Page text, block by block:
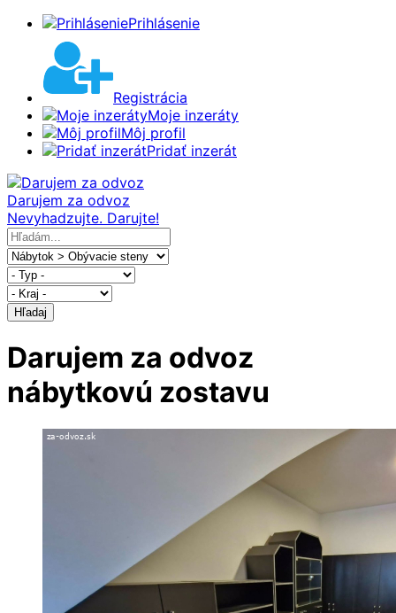
Prihlásenie
Registrácia
Moje inzeráty
Môj profil
Pridať inzerát
Darujem za odvoz
Nevyhadzujte. Darujte!
Hľadaj
Darujem za odvoz
nábytkovú zostavu